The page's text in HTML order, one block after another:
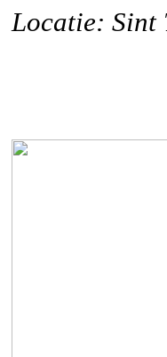
Locatie: Sint